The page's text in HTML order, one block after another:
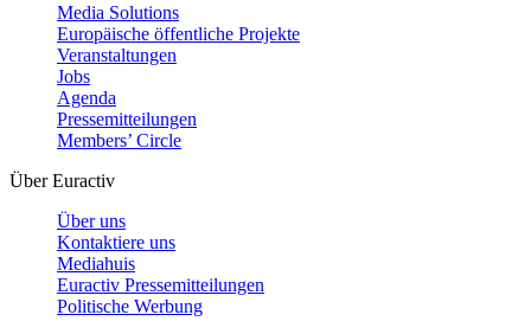
Media Solutions
Europäische öffentliche Projekte
Veranstaltungen
Jobs
Agenda
Pressemitteilungen
Members’ Circle
Über Euractiv
Über uns
Kontaktiere uns
Mediahuis
Euractiv Pressemitteilungen
Politische Werbung